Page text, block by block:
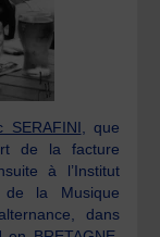
SERAFINI, que
de la facture
à l’Institut
de la Musique
dans